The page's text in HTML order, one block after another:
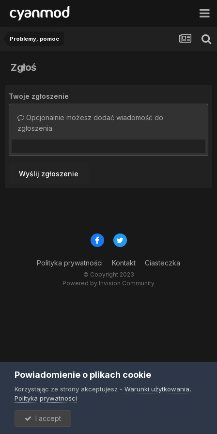
Problemy, pomoc
Zgłoś
Twoje zgłoszenie
Opcjonalnie możesz dodać wiadomość do
zgłoszenia.
Wyślij zgłoszenie
Polityka prywatności Kontakt Ciasteczka
© Copyright 2023
Powered by Invision Community
Powiadomienie o plikach cookie
Korzystając ze strony akceptujesz - Warunki użytkowania,
Polityka prywatności
I accept